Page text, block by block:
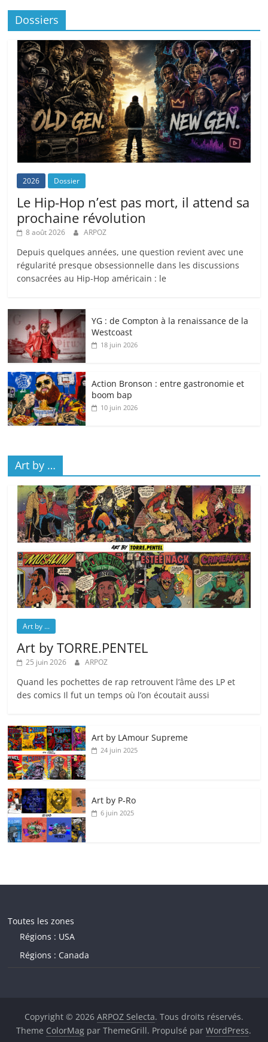
Dossiers
2026 Dossier
Le Hip-Hop n’est pas mort, il attend sa
prochaine révolution
8 août 2026 ARPOZ
Depuis quelques années, une question revient avec une
régularité presque obsessionnelle dans les discussions
consacrées au Hip-Hop américain : le
YG : de Compton à la renaissance de la
Westcoast
18 juin 2026
Action Bronson : entre gastronomie et
boom bap
10 juin 2026
Art by …
Art by ...
Art by TORRE.PENTEL
25 juin 2026 ARPOZ
Quand les pochettes de rap retrouvent l’âme des LP et
des comics Il fut un temps où l’on écoutait aussi
Art by LAmour Supreme
24 juin 2025
Art by P‑Ro
6 juin 2025
Toutes les zones
Régions : USA
Régions : Canada
Copyright © 2026 ARPOZ Selecta. Tous droits réservés.
Theme ColorMag par ThemeGrill. Propulsé parWordPress.